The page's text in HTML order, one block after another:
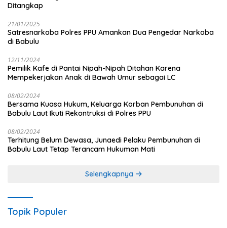
Ditangkap
21/01/2025
Satresnarkoba Polres PPU Amankan Dua Pengedar Narkoba
di Babulu
12/11/2024
Pemilik Kafe di Pantai Nipah-Nipah Ditahan Karena
Mempekerjakan Anak di Bawah Umur sebagai LC
08/02/2024
Bersama Kuasa Hukum, Keluarga Korban Pembunuhan di
Babulu Laut Ikuti Rekontruksi di Polres PPU
08/02/2024
Terhitung Belum Dewasa, Junaedi Pelaku Pembunuhan di
Babulu Laut Tetap Terancam Hukuman Mati
Selengkapnya
Topik Populer